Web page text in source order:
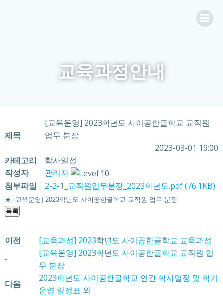
교육과정안내
제목
[교육운영] 2023학년도 사이공한글학교 교직원
업무 분장
2023-03-01 19:00
카테고리
학사일정
작성자
관리자
첨부파일
2-2-1_교직원업무분장_2023학년도.pdf(76.1KB)
★ [교육운영] 2023학년도 사이공한글학교 교직원 업무 분장
목록
이전
[교육과정] 2023학년도 사이공한글학교 교육과정
-
[교육운영] 2023학년도 사이공한글학교 교직원 업
무 분장
다음
2023학년도 사이공한글학교 연간 학사일정 및 학기
운영 일정표 외